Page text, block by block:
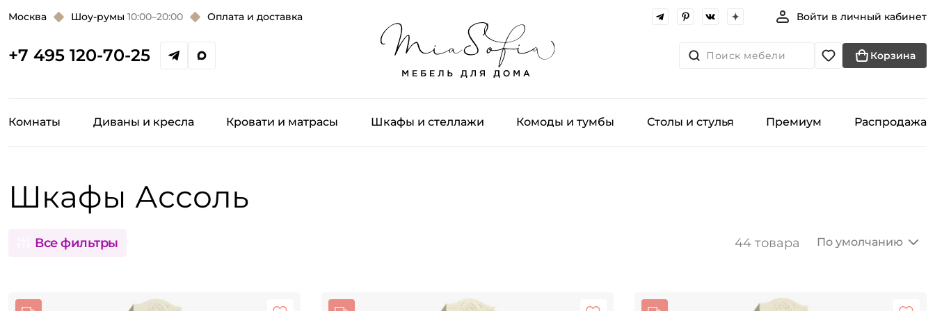
Москва Шоу-румы 10:00–20:00 Оплата и доставка Войти в личный кабинет
+7 495 120-70-25 Поиск мебели Корзина
Комнаты Диваны и кресла Кровати и матрасы Шкафы и стеллажи Комоды и тумбы Столы и стулья Премиум Распродажа
Шкафы Ассоль
Все фильтры 44 товара По умолчанию